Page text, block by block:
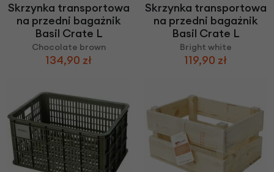
Skrzynka transportowa
na przedni bagażnik
Basil Crate L
Chocolate brown
134,90 zł
Skrzynka transportowa
na przedni bagażnik
Basil Crate L
Bright white
119,90 zł